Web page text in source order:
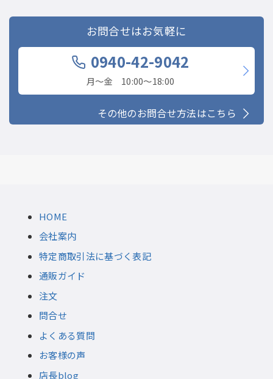
お問合せはお気軽に
0940-42-9042
月〜金 10:00〜18:00
その他のお問合せ方法はこちら
HOME
会社案内
特定商取引法に基づく表記
通販ガイド
注文
問合せ
よくある質問
お客様の声
店長blog